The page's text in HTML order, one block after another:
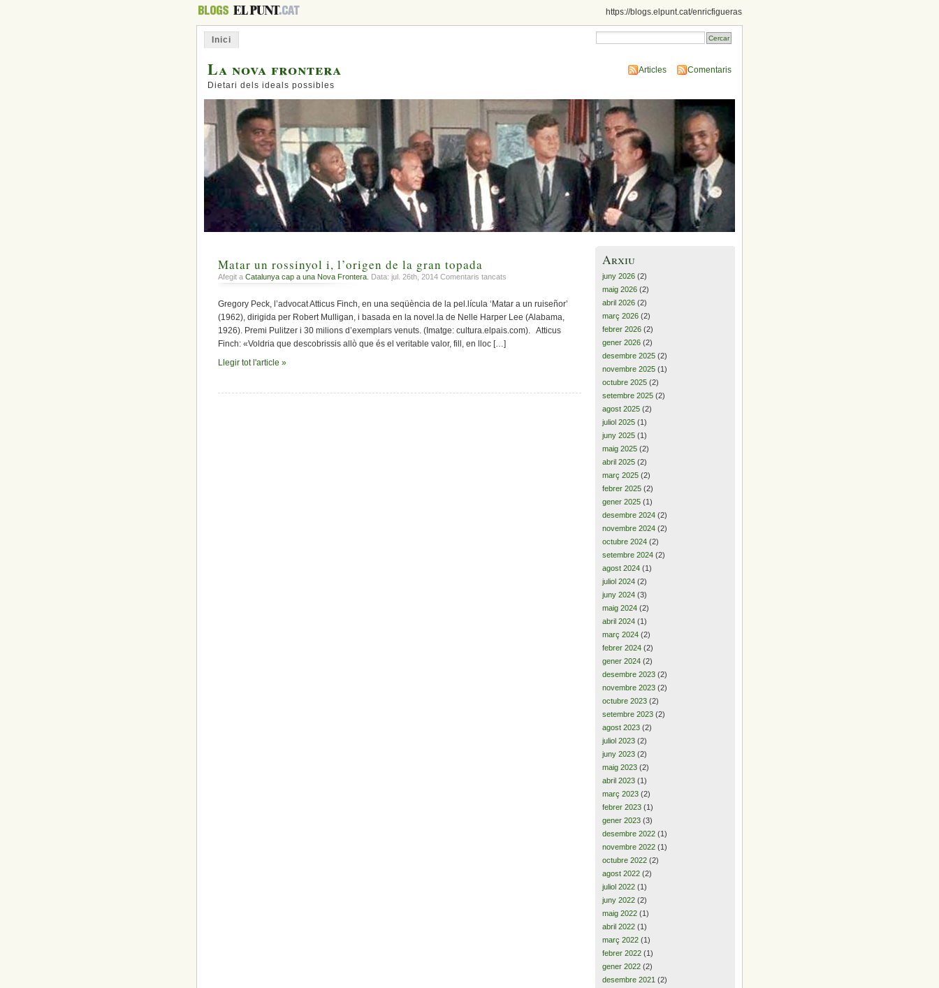
https://blogs.elpunt.cat/enricfigueras
Inici
La nova frontera
Dietari dels ideals possibles
Articles Comentaris
Matar un rossinyol i, l’origen de la gran topada
Afegit a Catalunya cap a una Nova Frontera. Data: jul. 26th, 2014 Comentaris tancats
l’origen
Gregory Peck, l’advocat Atticus Finch, en una seqüència de la pel.lícula ‘Matar a un ruiseñor’
(1962), dirigida per Robert Mulligan, i basada en la novel.la de Nelle Harper Lee (Alabama,
1926). Premi Pulitzer i 30 milions d’exemplars venuts. (Imatge: cultura.elpais.com). Atticus
Finch: «Voldria que descobrissis allò que és el veritable valor, fill, en lloc […]
Llegir tot l'article »
Arxiu
juny 2026 (2)
maig 2026 (2)
abril 2026 (2)
març 2026 (2)
febrer 2026 (2)
gener 2026 (2)
desembre 2025 (2)
novembre 2025 (1)
octubre 2025 (2)
setembre 2025 (2)
agost 2025 (2)
juliol 2025 (1)
juny 2025 (1)
maig 2025 (2)
abril 2025 (2)
març 2025 (2)
febrer 2025 (2)
gener 2025 (1)
desembre 2024 (2)
novembre 2024 (2)
octubre 2024 (2)
setembre 2024 (2)
agost 2024 (1)
juliol 2024 (2)
juny 2024 (3)
maig 2024 (2)
abril 2024 (1)
març 2024 (2)
febrer 2024 (2)
gener 2024 (2)
desembre 2023 (2)
novembre 2023 (2)
octubre 2023 (2)
setembre 2023 (2)
agost 2023 (2)
juliol 2023 (2)
juny 2023 (2)
maig 2023 (2)
abril 2023 (1)
març 2023 (2)
febrer 2023 (1)
gener 2023 (3)
desembre 2022 (1)
novembre 2022 (1)
octubre 2022 (2)
agost 2022 (2)
juliol 2022 (1)
juny 2022 (2)
maig 2022 (1)
abril 2022 (1)
març 2022 (1)
febrer 2022 (1)
gener 2022 (2)
desembre 2021 (2)